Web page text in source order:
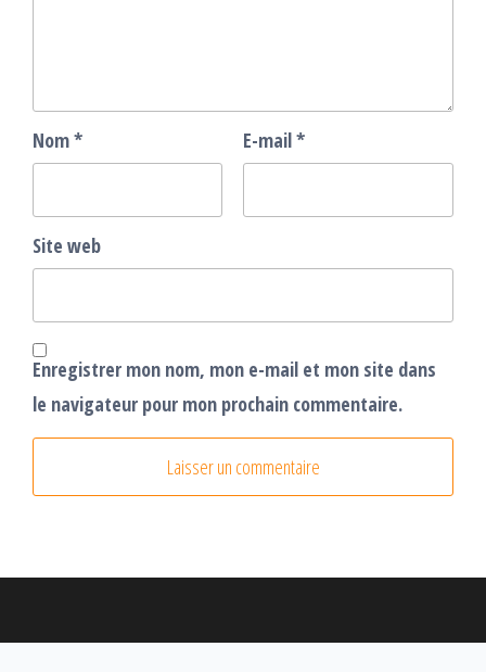
Nom* E-mail*
Site web
Enregistrer mon nom, mon e-mail et mon site dans
le navigateur pour mon prochain commentaire.